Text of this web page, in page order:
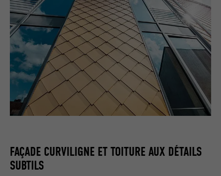
FAÇADE CURVILIGNE ET TOITURE AUX DÉTAILS
SUBTILS